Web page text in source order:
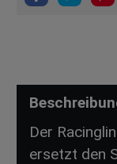
Der
ersetzt den